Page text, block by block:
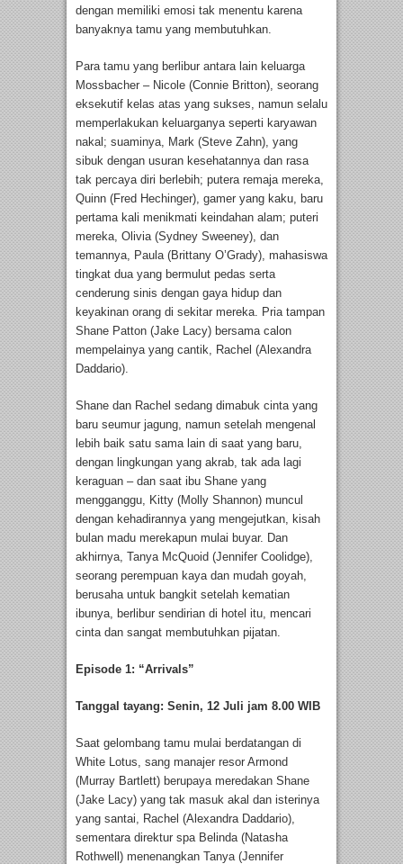
dengan memiliki emosi tak menentu karena
banyaknya tamu yang membutuhkan.
Para tamu yang berlibur antara lain keluarga
Mossbacher – Nicole (Connie Britton), seorang
eksekutif kelas atas yang sukses, namun selalu
memperlakukan keluarganya seperti karyawan
nakal; suaminya, Mark (Steve Zahn), yang
sibuk dengan usuran kesehatannya dan rasa
tak percaya diri berlebih; putera remaja mereka,
Quinn (Fred Hechinger), gamer yang kaku, baru
pertama kali menikmati keindahan alam; puteri
mereka, Olivia (Sydney Sweeney), dan
temannya, Paula (Brittany O’Grady), mahasiswa
tingkat dua yang bermulut pedas serta
cenderung sinis dengan gaya hidup dan
keyakinan orang di sekitar mereka. Pria tampan
Shane Patton (Jake Lacy) bersama calon
mempelainya yang cantik, Rachel (Alexandra
Daddario).
Shane dan Rachel sedang dimabuk cinta yang
baru seumur jagung, namun setelah mengenal
lebih baik satu sama lain di saat yang baru,
dengan lingkungan yang akrab, tak ada lagi
keraguan – dan saat ibu Shane yang
mengganggu, Kitty (Molly Shannon) muncul
dengan kehadirannya yang mengejutkan, kisah
bulan madu merekapun mulai buyar. Dan
akhirnya, Tanya McQuoid (Jennifer Coolidge),
seorang perempuan kaya dan mudah goyah,
berusaha untuk bangkit setelah kematian
ibunya, berlibur sendirian di hotel itu, mencari
cinta dan sangat membutuhkan pijatan.
Episode 1: “Arrivals”
Tanggal tayang: Senin, 12 Juli jam 8.00 WIB
Saat gelombang tamu mulai berdatangan di
White Lotus, sang manajer resor Armond
(Murray Bartlett) berupaya meredakan Shane
(Jake Lacy) yang tak masuk akal dan isterinya
yang santai, Rachel (Alexandra Daddario),
sementara direktur spa Belinda (Natasha
Rothwell) menenangkan Tanya (Jennifer